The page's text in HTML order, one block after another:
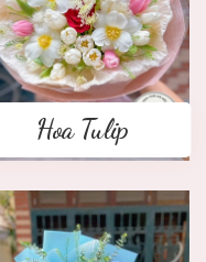
Hoa Tulip